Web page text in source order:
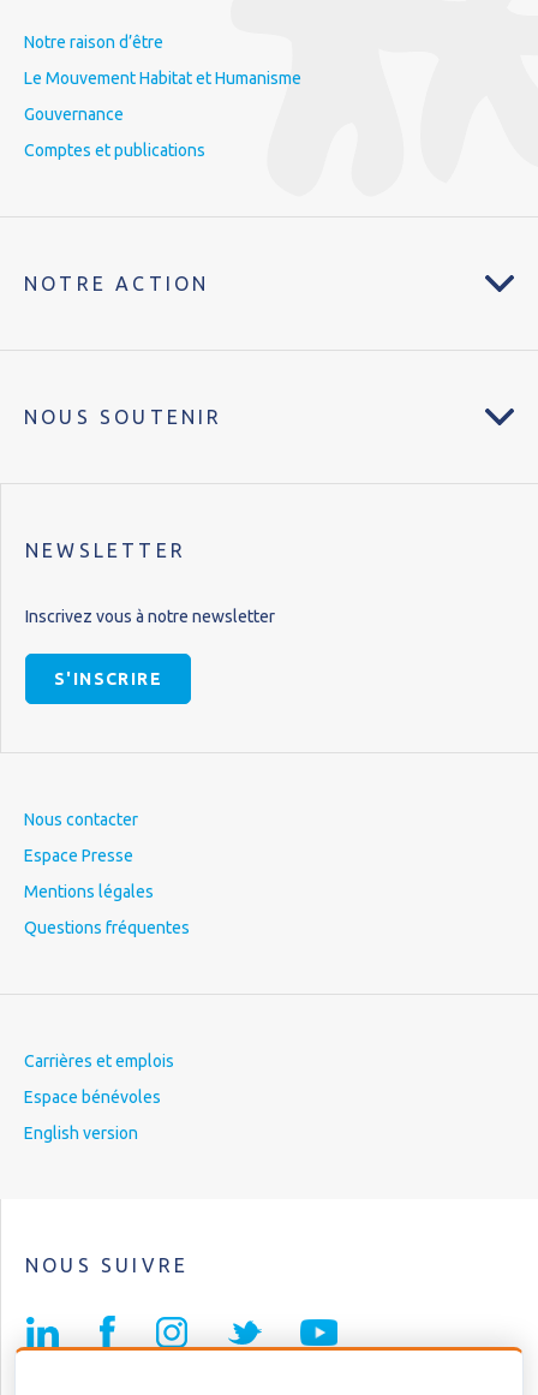
Notre raison d’être
Le Mouvement Habitat et Humanisme
Gouvernance
Comptes et publications
NOTRE ACTION
NOUS SOUTENIR
NEWSLETTER
Inscrivez vous à notre newsletter
S'INSCRIRE
Nous contacter
Espace Presse
Mentions légales
Questions fréquentes
Carrières et emplois
Espace bénévoles
English version
NOUS SUIVRE